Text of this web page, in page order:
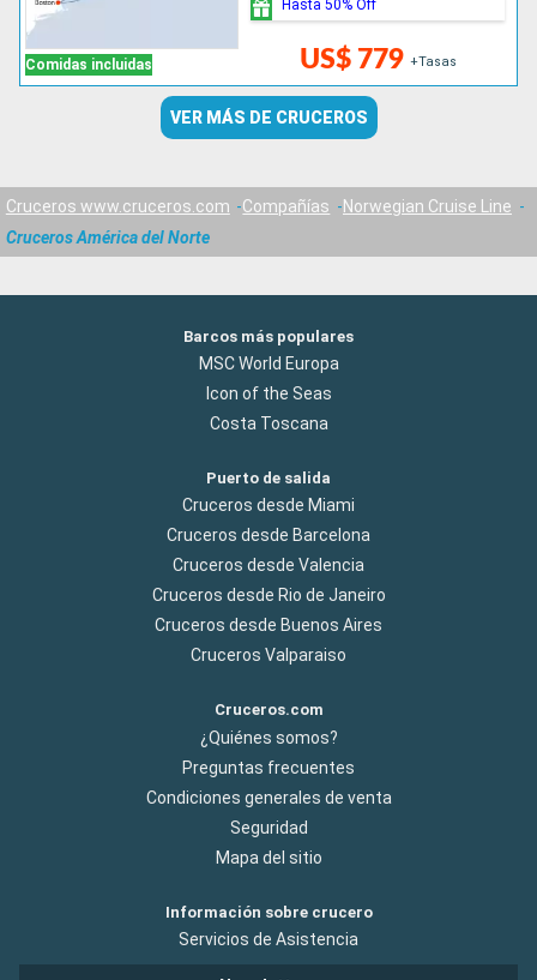
Comidas incluidas US$ 779 +Tasas
Hasta 50% Off
VER MÁS DE CRUCEROS
Cruceros www.cruceros.com Compañías
Norwegian Cruise Line
Cruceros América del Norte
Barcos más populares
MSC World Europa
Icon of the Seas
Costa Toscana
Puerto de salida
Cruceros desde Miami
Cruceros desde Barcelona
Cruceros desde Valencia
Cruceros desde Rio de Janeiro
Cruceros desde Buenos Aires
Cruceros Valparaiso
Cruceros.com
¿Quiénes somos?
Preguntas frecuentes
Condiciones generales de venta
Seguridad
Mapa del sitio
Información sobre crucero
Servicios de Asistencia